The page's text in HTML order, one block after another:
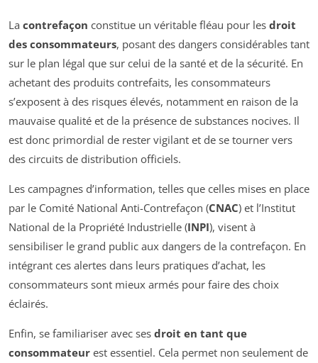
La contrefaçon constitue un véritable fléau pour les droit
des consommateurs, posant des dangers considérables tant
sur le plan légal que sur celui de la santé et de la sécurité. En
achetant des produits contrefaits, les consommateurs
s’exposent à des risques élevés, notamment en raison de la
mauvaise qualité et de la présence de substances nocives. Il
est donc primordial de rester vigilant et de se tourner vers
des circuits de distribution officiels.
Les campagnes d’information, telles que celles mises en place
par le Comité National Anti-Contrefaçon (CNAC) et l’Institut
National de la Propriété Industrielle (INPI), visent à
sensibiliser le grand public aux dangers de la contrefaçon. En
intégrant ces alertes dans leurs pratiques d’achat, les
consommateurs sont mieux armés pour faire des choix
éclairés.
Enfin, se familiariser avec ses droit en tant que
consommateur est essentiel. Cela permet non seulement de